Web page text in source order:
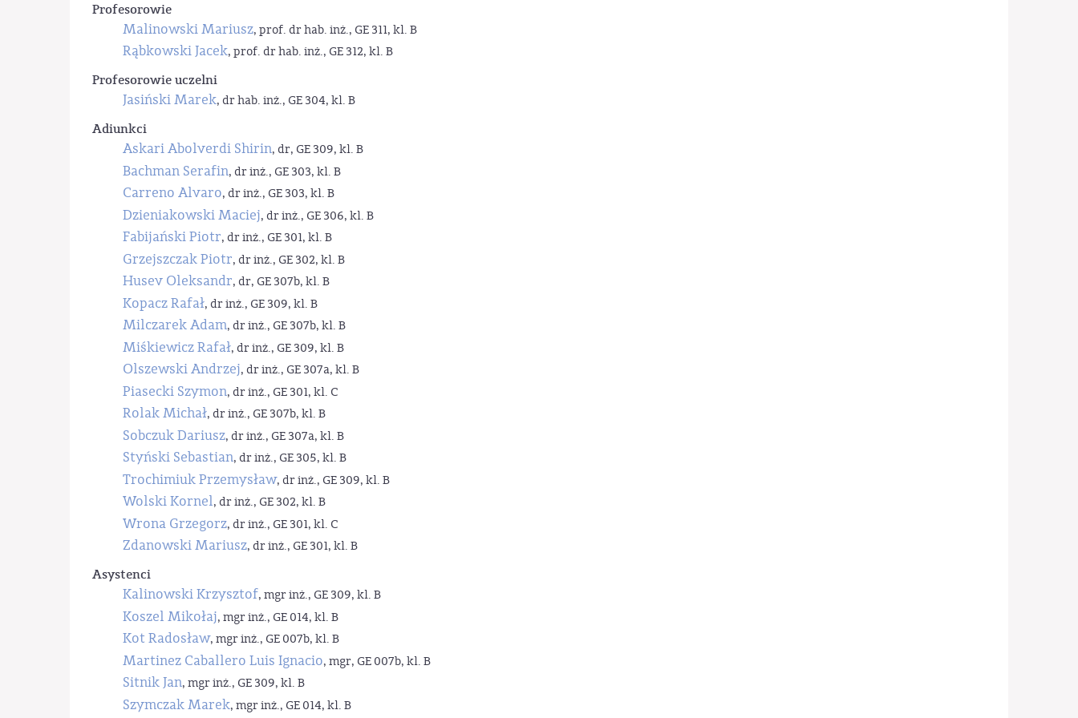
Profesorowie
Malinowski Mariusz, prof. dr hab. inż., GE 311, kl. B
Rąbkowski Jacek, prof. dr hab. inż., GE 312, kl. B
Profesorowie uczelni
Jasiński Marek, dr hab. inż., GE 304, kl. B
Adiunkci
Askari Abolverdi Shirin, dr, GE 309, kl. B
Bachman Serafin, dr inż., GE 303, kl. B
Carreno Alvaro, dr inż., GE 303, kl. B
Dzieniakowski Maciej, dr inż., GE 306, kl. B
Fabijański Piotr, dr inż., GE 301, kl. B
Grzejszczak Piotr, dr inż., GE 302, kl. B
Husev Oleksandr, dr, GE 307b, kl. B
Kopacz Rafał, dr inż., GE 309, kl. B
Milczarek Adam, dr inż., GE 307b, kl. B
Miśkiewicz Rafał, dr inż., GE 309, kl. B
Olszewski Andrzej, dr inż., GE 307a, kl. B
Piasecki Szymon, dr inż., GE 301, kl. C
Rolak Michał, dr inż., GE 307b, kl. B
Sobczuk Dariusz, dr inż., GE 307a, kl. B
Styński Sebastian, dr inż., GE 305, kl. B
Trochimiuk Przemysław, dr inż., GE 309, kl. B
Wolski Kornel, dr inż., GE 302, kl. B
Wrona Grzegorz, dr inż., GE 301, kl. C
Zdanowski Mariusz, dr inż., GE 301, kl. B
Asystenci
Kalinowski Krzysztof, mgr inż., GE 309, kl. B
Koszel Mikołaj, mgr inż., GE 014, kl. B
Kot Radosław, mgr inż., GE 007b, kl. B
Martinez Caballero Luis Ignacio, mgr, GE 007b, kl. B
Sitnik Jan, mgr inż., GE 309, kl. B
Szymczak Marek, mgr inż., GE 014, kl. B